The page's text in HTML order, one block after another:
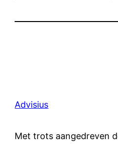
Advisius
Met trots aangedreven